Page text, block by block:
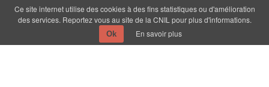
Ce site internet utilise des cookies à des fins statistiques ou d'amélioration
des services. Reportez vous au site de la CNIL pour plus d'informations.
Ok En savoir plus